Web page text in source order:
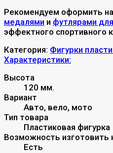
Рекомендуем оформить
медалями и футлярами
эффектного спортивного
Категория: Фигурки
Характеристики:
Высота
120 мм.
Вариант
Авто, вело, мото
Тип товара
Пластиковая фигурка
Возможность изготовить
Есть